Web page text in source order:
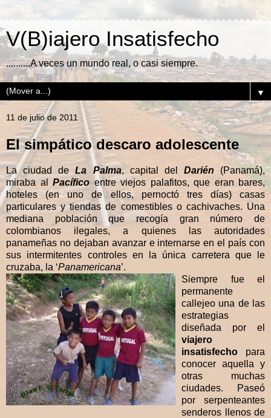
V(B)iajero Insatisfecho
..........A veces un mundo real, o casi siempre.
▼
11 de julio de 2011
El simpático descaro adolescente
La ciudad deLa Palma, capital del Darién(Panamá),
miraba alPacíficoentre viejos palafitos, que eran bares,
hoteles (en uno de ellos, pernoctó tres días) casas
particulares y tiendas de comestibles o cachivaches. Una
mediana población que recogía gran número de
colombianos ilegales, a quienes las autoridades
panameñas no dejaban avanzar e internarse en el país con
sus intermitentes controles en la única carretera que le
cruzaba, la ‘Panamericana’.
Siempre fue el
permanente
callejeo una de las
estrategias
diseñada por el
viajero
insatisfecho para
conocer aquella y
otras muchas
ciudades. Paseó
por serpenteantes
senderos llenos de